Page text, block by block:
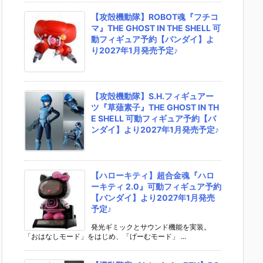
【攻殻機動隊】ROBOT魂『フチコ
マ』THE GHOST IN THE SHELL 可
動フィギュア予約【バンダイ】よ
り2027年1月発売予定♪
【攻殻機動隊】S.H.フィギュアー
ツ『草薙素子』THE GHOST IN TH
E SHELL 可動フィギュア予約【バ
ンダイ】より2027年1月発売予定♪
【ハローキティ】超合金魂『ハロ
ーキティ 2.0』可動フィギュア予約
【バンダイ】より2027年1月発売
予定♪
発光ギミックとサウンド機能を実装。
「おはなしモード」をはじめ、「げーむモード」 ...